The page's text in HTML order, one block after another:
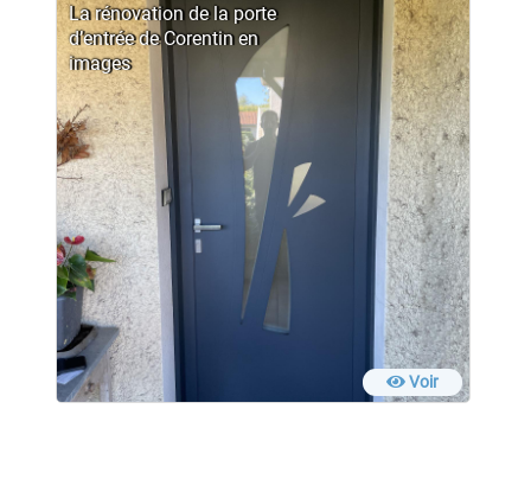
La rénovation de la porte
d’entrée de Corentin en
images
Voir